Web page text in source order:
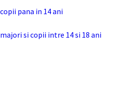
pana in 14 ani
si copii intre 14 si 18 ani